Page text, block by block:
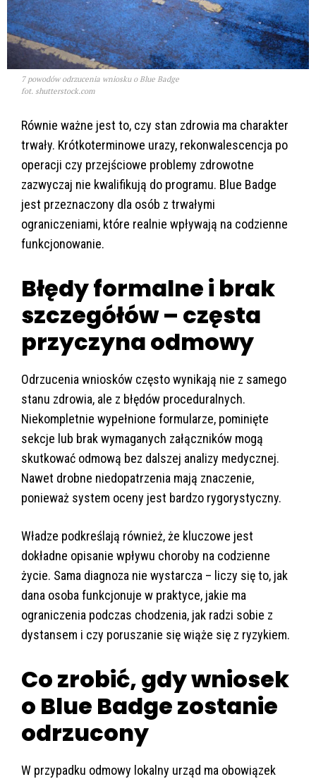
7 powodów odrzucenia wniosku o Blue Badge
fot. shutterstock.com
Równie ważne jest to, czy stan zdrowia ma charakter
trwały. Krótkoterminowe urazy, rekonwalescencja po
operacji czy przejściowe problemy zdrowotne
zazwyczaj nie kwalifikują do programu. Blue Badge
jest przeznaczony dla osób z trwałymi
ograniczeniami, które realnie wpływają na codzienne
funkcjonowanie.
Błędy formalne i brak
szczegółów – częsta
przyczyna odmowy
Odrzucenia wniosków często wynikają nie z samego
stanu zdrowia, ale z błędów proceduralnych.
Niekompletnie wypełnione formularze, pominięte
sekcje lub brak wymaganych załączników mogą
skutkować odmową bez dalszej analizy medycznej.
Nawet drobne niedopatrzenia mają znaczenie,
ponieważ system oceny jest bardzo rygorystyczny.
Władze podkreślają również, że kluczowe jest
dokładne opisanie wpływu choroby na codzienne
życie. Sama diagnoza nie wystarcza – liczy się to, jak
dana osoba funkcjonuje w praktyce, jakie ma
ograniczenia podczas chodzenia, jak radzi sobie z
dystansem i czy poruszanie się wiąże się z ryzykiem.
Co zrobić, gdy wniosek
o Blue Badge zostanie
odrzucony
W przypadku odmowy lokalny urząd ma obowiązek